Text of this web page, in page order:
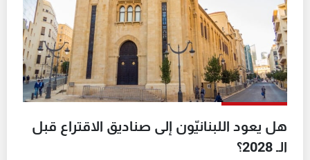
هل يعود اللبنانيّون إلى صناديق الاقتراع قبل
الـ 2028؟
شاهد البرامج
الترددات
الإنـتـاج
لاعلاناتكم
وظائف
تواصل معنا
سياسة الخصوصية